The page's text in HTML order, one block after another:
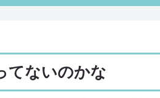
てないのかな